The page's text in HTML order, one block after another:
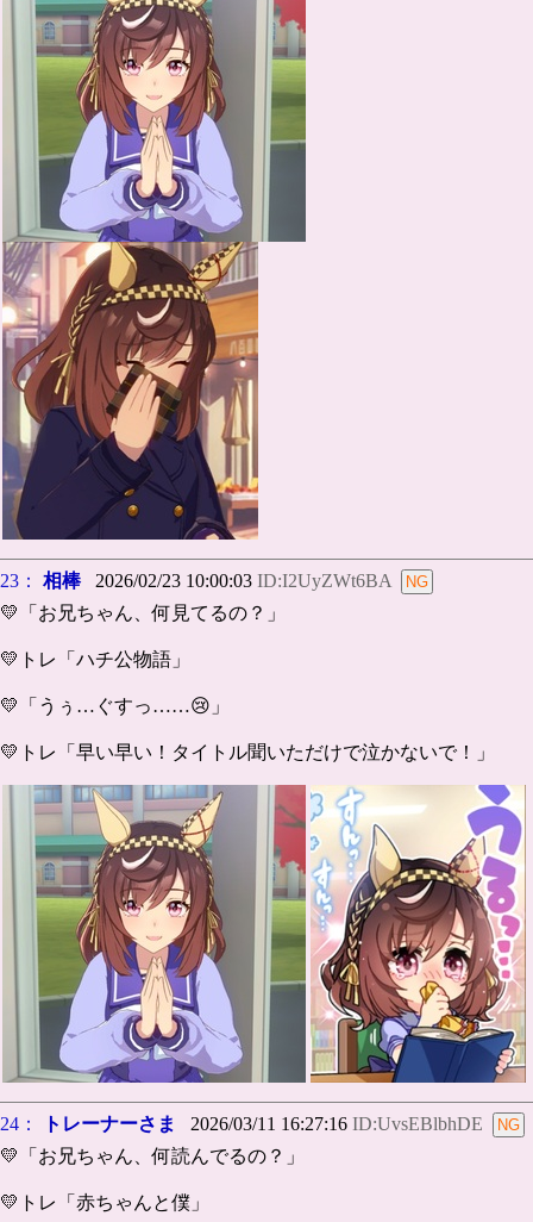
23： 相棒2026/02/23 10:00:03 ID:I2UyZWt6BA
💛「お兄ちゃん、何見てるの？」
💛トレ「ハチ公物語」
💛「うぅ…ぐすっ……😢」
💛トレ「早い早い！タイトル聞いただけで泣かないで！」
24： トレーナーさま 2026/03/11 16:27:16 ID:UvsEBlbhDE
💛「お兄ちゃん、何読んでるの？」
💛トレ「赤ちゃんと僕」